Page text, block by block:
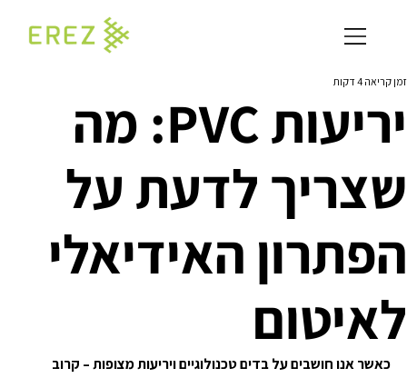
יריעות PVC: מה
שצריך לדעת על
הפתרון האידיאלי
לאיטום
זמן קריאה 4 דקות
כאשר אנו חושבים על בדים טכנולוגיים ויריעות מצופות – קרוב